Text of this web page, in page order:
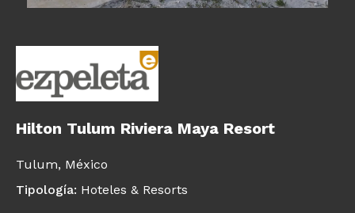
Hilton Tulum Riviera Maya Resort
Tulum, México
Tipología: Hoteles & Resorts